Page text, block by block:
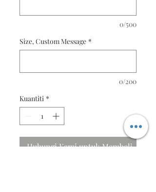
0/500
Size, Custom Message *
0/200
Kuantiti *
Hubungi Kami untuk Membeli